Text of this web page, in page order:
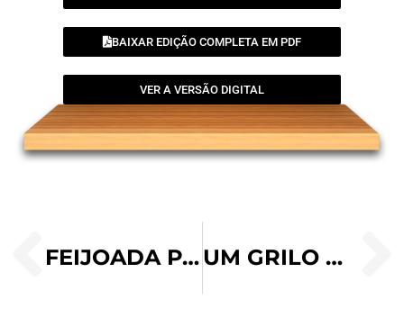
BAIXAR EDIÇÃO COMPLETA EM PDF
VER A VERSÃO DIGITAL
FEIJOADA PAULISTA UM GRILO NA JANELA